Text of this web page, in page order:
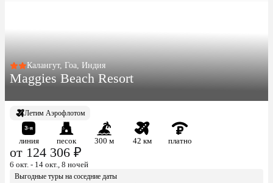
Калангут, Гоа, Индия
Maggies Beach Resort
Летим Аэрофлотом
линия песок 300 м 42 км платно
от 124 306 ₽
6 окт. - 14 окт., 8 ночей
Выгодные туры на соседние даты